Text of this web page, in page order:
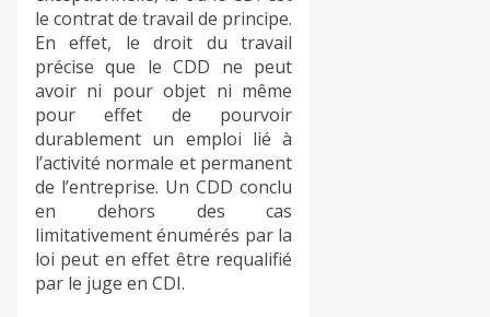
le contrat de travail de principe.
En effet, le droit du travail
précise que le CDD ne peut
avoir ni pour objet ni même
pour effet de pourvoir
durablement un emploi lié à
l’activité normale et permanent
de l’entreprise. Un CDD conclu
en dehors des cas
limitativement énumérés par la
loi peut en effet être requalifié
par le juge en CDI.